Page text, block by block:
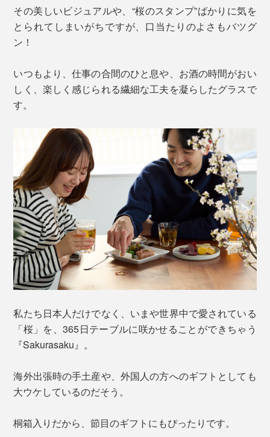
その美しいビジュアルや、“桜のスタンプ”ばかりに気を
とられてしまいがちですが、口当たりのよさもバツグ
ン！
いつもより、仕事の合間のひと息や、お酒の時間がおい
しく、楽しく感じられる繊細な工夫を凝らしたグラスで
す。
私たち日本人だけでなく、いまや世界中で愛されている
「桜」を、365日テーブルに咲かせることができちゃう
『Sakurasaku』。
海外出張時の手土産や、外国人の方へのギフトとしても
大ウケしているのだそう。
桐箱入りだから、節目のギフトにもぴったりです。